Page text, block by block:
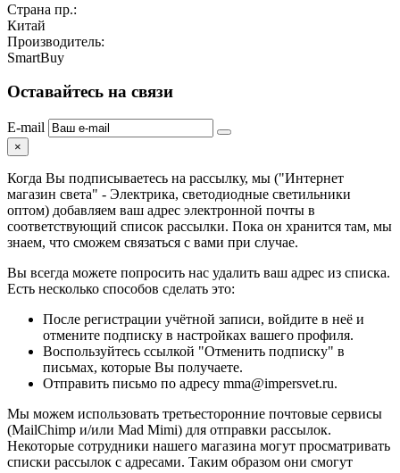
Страна пр.:
Китай
Производитель:
SmartBuy
Оставайтесь на связи
E-mail
×
Когда Вы подписываетесь на рассылку, мы ("Интернет
магазин света" - Электрика, светодиодные светильники
оптом) добавляем ваш адрес электронной почты в
соответствующий список рассылки. Пока он хранится там, мы
знаем, что сможем связаться с вами при случае.
Вы всегда можете попросить нас удалить ваш адрес из списка.
Есть несколько способов сделать это:
После регистрации учётной записи, войдите в неё и
отмените подписку в настройках вашего профиля.
Воспользуйтесь ссылкой "Отменить подписку" в
письмах, которые Вы получаете.
Отправить письмо по адресу mma@impersvet.ru.
Мы можем использовать третьесторонние почтовые сервисы
(MailChimp и/или Mad Mimi) для отправки рассылок.
Некоторые сотрудники нашего магазина могут просматривать
списки рассылок с адресами. Таким образом они смогут